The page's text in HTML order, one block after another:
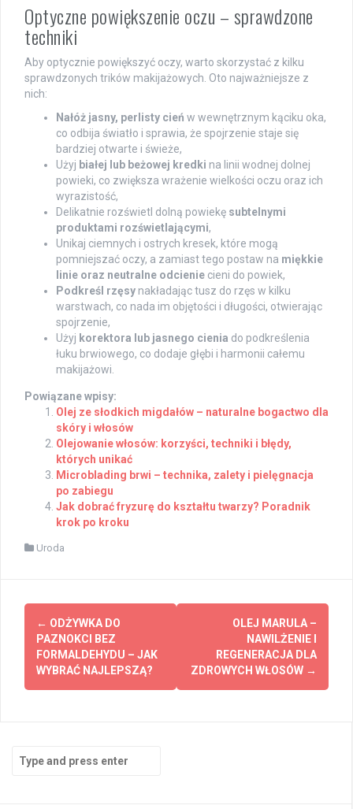
Optyczne powiększenie oczu – sprawdzone
techniki
Aby optycznie powiększyć oczy, warto skorzystać z kilku
sprawdzonych trików makijażowych. Oto najważniejsze z
nich:
Nałóż jasny, perlisty cień w wewnętrznym kąciku oka,
co odbija światło i sprawia, że spojrzenie staje się
bardziej otwarte i świeże,
Użyj białej lub beżowej kredki na linii wodnej dolnej
powieki, co zwiększa wrażenie wielkości oczu oraz ich
wyrazistość,
Delikatnie rozświetl dolną powiekę subtelnymi
produktami rozświetlającymi,
Unikaj ciemnych i ostrych kresek, które mogą
pomniejszać oczy, a zamiast tego postaw na miękkie
linie oraz neutralne odcienie cieni do powiek,
Podkreśl rzęsy nakładając tusz do rzęs w kilku
warstwach, co nada im objętości i długości, otwierając
spojrzenie,
Użyj korektora lub jasnego cienia do podkreślenia
łuku brwiowego, co dodaje głębi i harmonii całemu
makijażowi.
Powiązane wpisy:
Olej ze słodkich migdałów – naturalne bogactwo dla
skóry i włosów
Olejowanie włosów: korzyści, techniki i błędy,
których unikać
Microblading brwi – technika, zalety i pielęgnacja
po zabiegu
Jak dobrać fryzurę do kształtu twarzy? Poradnik
krok po kroku
Uroda
Post
navigation
← ODŻYWKA DO
PAZNOKCI BEZ
FORMALDEHYDU – JAK
WYBRAĆ NAJLEPSZĄ?
OLEJ MARULA –
NAWILŻENIE I
REGENERACJA DLA
ZDROWYCH WŁOSÓW →
for: